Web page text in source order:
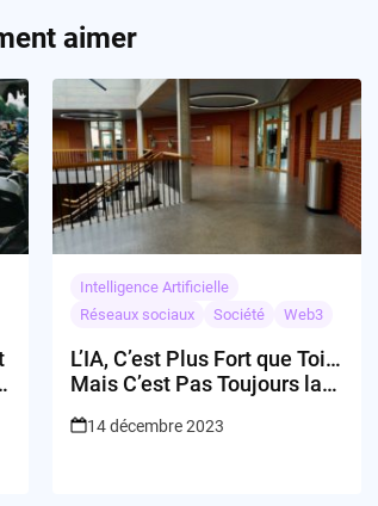
aimer
Intelligence Artificielle
Réseaux sociaux
Société Web3
L’IA, C’est Plus Fort que Toi…
Mais C’est Pas Toujours la
14 décembre 2023